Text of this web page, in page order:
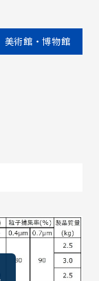
美術館・博物館